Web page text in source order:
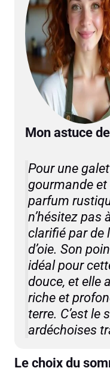
Mon astuce
Pour une
gourmande et
parfum
n’hésitez pas
clarifié par de
d’oie. Son
idéal pour
douce, et elle
riche et
terre. C’est le
ardéchoises
Le choix du